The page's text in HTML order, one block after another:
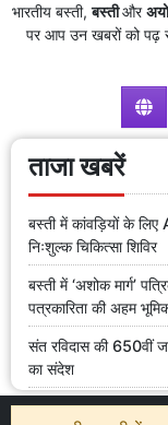
भारतीय बस्ती,बस्तीऔर
पर आप उन खबरों को पढ़
ताजा खबरें
बस्ती में कांवड़ियों के
निःशुल्क चिकित्सा शिविर
बस्ती में ‘अशोक मार्ग’
पत्रकारिता की अहम
संत रविदास की 650वीं
का संदेश